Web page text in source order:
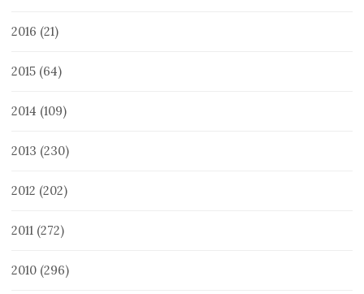
2016 (21)
2015 (64)
2014 (109)
2013 (230)
2012 (202)
2011 (272)
2010 (296)